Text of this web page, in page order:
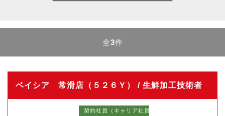
全3件
ベイシア 常滑店（５２６Ｙ） / 生鮮加工技術者
契約社員（キャリア社員）